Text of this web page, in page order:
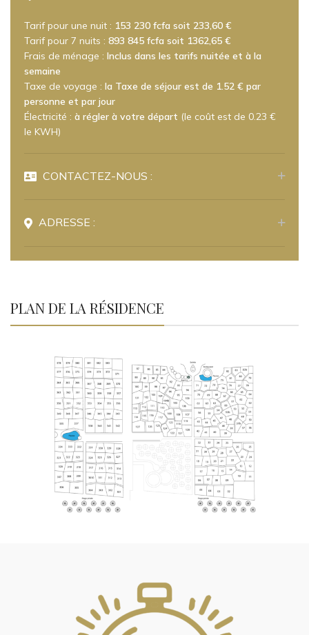
Tarif pour une nuit : 153 230 fcfa soit 233,60 €
Tarif pour 7 nuits : 893 845 fcfa soit 1362,65 €
Frais de ménage : Inclus dans les tarifs nuitée et à la
semaine
Taxe de voyage : la Taxe de séjour est de 1.52 € par
personne et par jour
Électricité : à régler à votre départ (le coût est de 0.23 €
le KWH)
CONTACTEZ-NOUS :
ADRESSE :
PLAN DE LA RÉSIDENCE